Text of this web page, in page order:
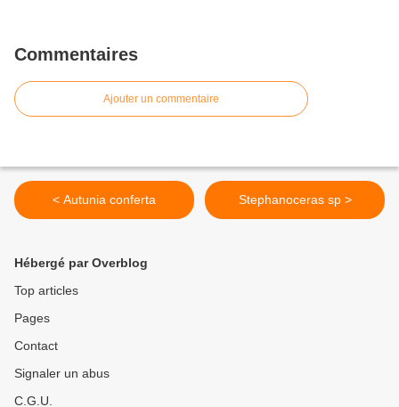
Commentaires
Ajouter un commentaire
< Autunia conferta Stephanoceras sp >
Hébergé par Overblog
Top articles
Pages
Contact
Signaler un abus
C.G.U.